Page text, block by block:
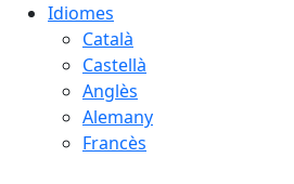
Idiomes
Català
Castellà
Anglès
Alemany
Francès